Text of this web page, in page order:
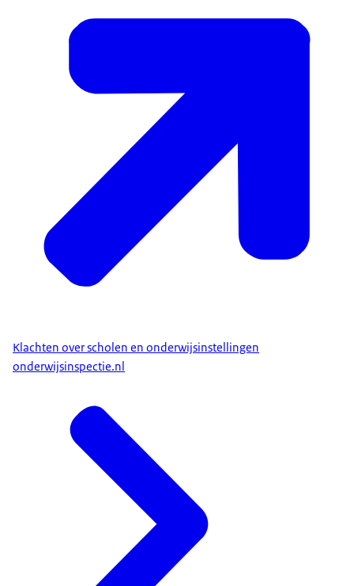
Klachten over scholen en onderwijsinstellingen
onderwijsinspectie.nl